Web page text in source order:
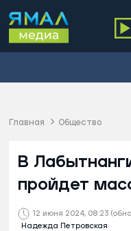
Главная Общество
12 июня 2024, 08:23
Надежда Петровская
В
пройдет